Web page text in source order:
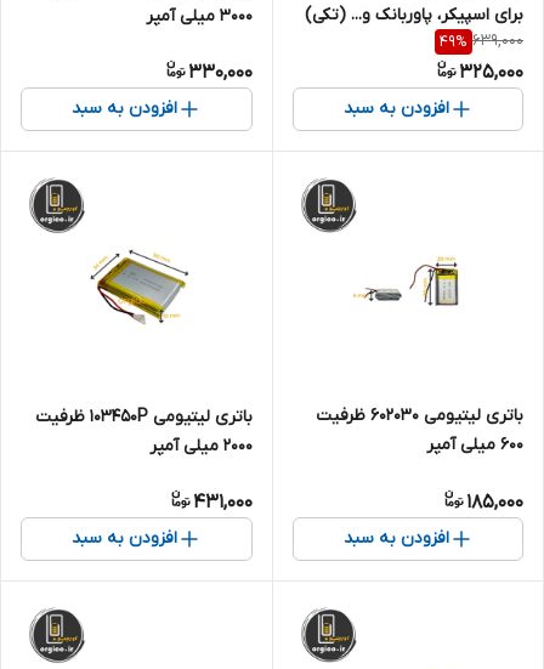
برای اسپیکر، پاوربانک و... (تکی)
ظرفیت 3000 میلی آمپر
639,000
49%
325,000
افزودن به سبد
3000 میلی آمپر
330,000
افزودن به سبد
باتری لیتیومی 602030 ظرفیت
600 میلی آمپر
185,000
افزودن به سبد
باتری لیتیومی 103450P ظرفیت
2000 میلی آمپر
431,000
افزودن به سبد